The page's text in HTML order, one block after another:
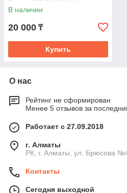
В наличии
20 000 ₸
Купить
О нас
Рейтинг не сформирован
Менее 5 отзывов за
Работает с 27.09.2018
г. Алматы
РК, г. Алматы, ул. Брюсова
Контакты
Сегодня выходной